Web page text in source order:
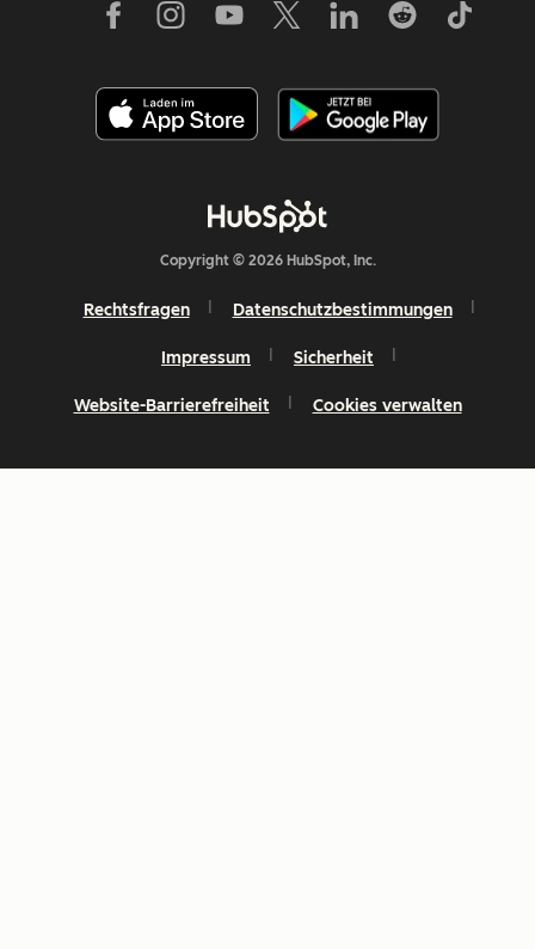
Copyright © 2026 HubSpot, Inc.
Rechtsfragen Datenschutzbestimmungen
Impressum Sicherheit
Website-Barrierefreiheit Cookies verwalten